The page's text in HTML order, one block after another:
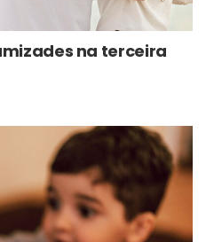
na terceira